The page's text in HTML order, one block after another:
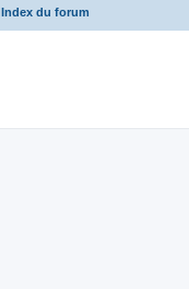
Index du forum